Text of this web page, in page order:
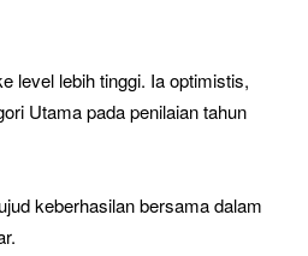
level lebih tinggi. Ia optimistis,
Utama pada penilaian tahun
keberhasilan bersama dalam